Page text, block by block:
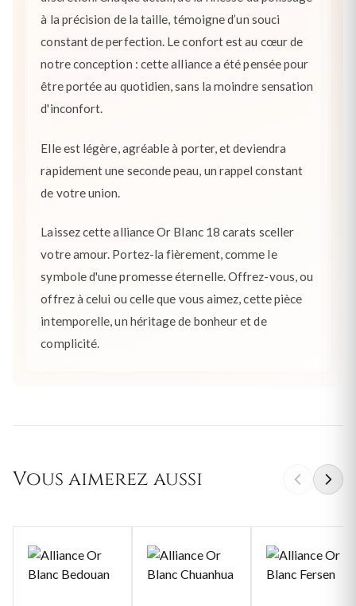
à la précision de la taille, témoigne d’un souci
constant de perfection. Le confort est au cœur de
notre conception : cette alliance a été pensée pour
être portée au quotidien, sans la moindre sensation
d'inconfort.
Elle est légère, agréable à porter, et deviendra
rapidement une seconde peau, un rappel constant
de votre union.
Laissez cette alliance Or Blanc 18 carats sceller
votre amour. Portez-la fièrement, comme le
symbole d'une promesse éternelle. Offrez-vous, ou
offrez à celui ou celle que vous aimez, cette pièce
intemporelle, un héritage de bonheur et de
complicité.
Vous aimerez aussi